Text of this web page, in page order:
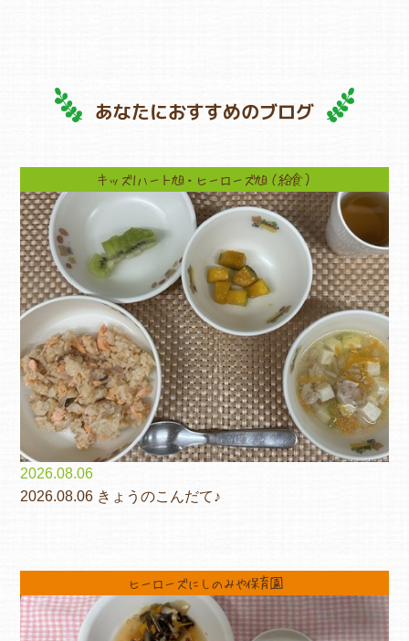
あなたにおすすめのブログ
キッズ1ハート旭・ヒーローズ旭（給食）
2026.08.06
2026.08.06 きょうのこんだて♪
ヒーローズにしのみや保育園